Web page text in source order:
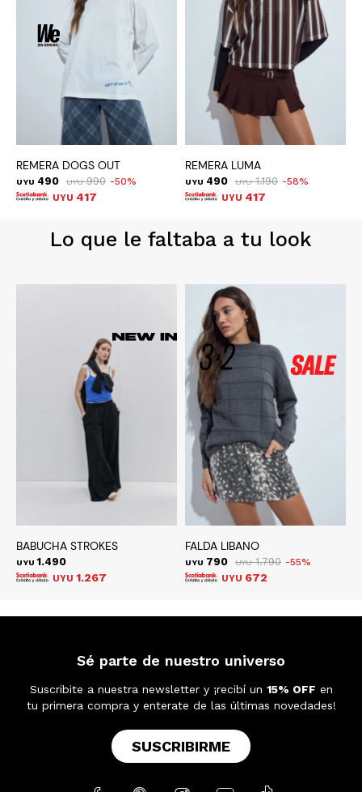
REMERA DOGS OUT
UYU 490 UYU 990 50
UYU 417
REMERA LUMA
UYU 490 UYU 1.190 58
UYU 417
Lo que le faltaba a tu look
BABUCHA STROKES
UYU 1.490
UYU 1.267
FALDA LIBANO
UYU 790 UYU 1.790 55
UYU 672
Sé parte de nuestro universo
Suscribite a nuestra newsletter y ¡recibí un 15% OFF en
tu primera compra y enterate de las últimas novedades!
SUSCRIBIRME